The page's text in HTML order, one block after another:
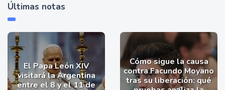
Últimas notas
El Papa León XIV
visitará la Argentina
entre el 8 y el 11 de
Cómo sigue la causa
contra Facundo Moyano
tras su liberación: qué